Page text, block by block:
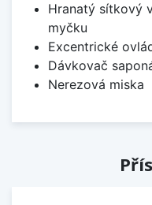
Hranatý sítkový
myčku
Excentrické
Dávkovač
Nerezová miska